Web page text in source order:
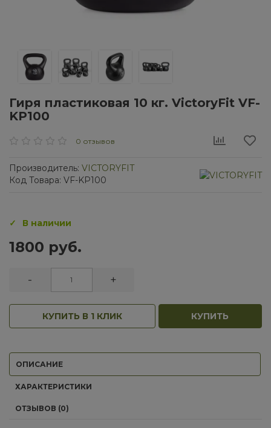
Гиря пластиковая 10 кг. VictoryFit VF-
KP100
0 отзывов
Производитель: VICTORYFIT
Код Товара: VF-KP100
В наличии
1800 руб.
- +
КУПИТЬ В 1 КЛИК КУПИТЬ
ОПИСАНИЕ
ХАРАКТЕРИСТИКИ
ОТЗЫВОВ (0)